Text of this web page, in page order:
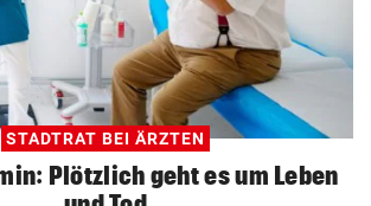
STADTRAT BEI ÄRZTEN
Plötzlich geht es um Leben